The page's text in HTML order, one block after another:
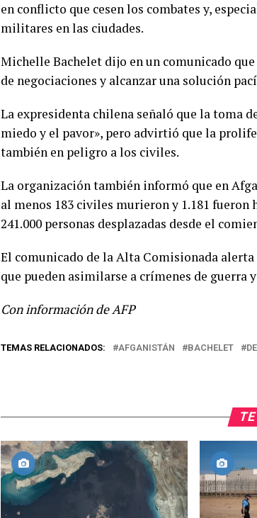
en conflicto que cesen los combates y,
militares en las ciudades.
Michelle Bachelet dijo en un comunicado
de negociaciones y alcanzar una solución
La expresidenta chilena señaló que la toma
miedo y el pavor», pero advirtió que la
también en peligro a los civiles.
La organización también informó que en
al menos 183 civiles murieron y 1.181 fueron
241.000 personas desplazadas desde el
El comunicado de la Alta Comisionada
que pueden asimilarse a crímenes de guerra
Con información de AFP
TEMAS RELACIONADOS: AFGANISTÁN BACHELET